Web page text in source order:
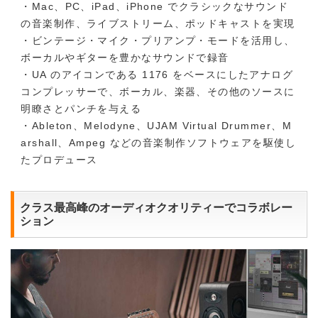
・Mac、PC、iPad、iPhone でクラシックなサウンド
の音楽制作、ライブストリーム、ポッドキャストを実現
・ビンテージ・マイク・プリアンプ・モードを活用し、
ボーカルやギターを豊かなサウンドで録音
・UA のアイコンである 1176 をベースにしたアナログ
コンプレッサーで、ボーカル、楽器、その他のソースに
明瞭さとパンチを与える
・Ableton、Melodyne、UJAM Virtual Drummer、M
arshall、Ampeg などの音楽制作ソフトウェアを駆使し
たプロデュース
クラス最高峰のオーディオクオリティーでコラボレー
ション